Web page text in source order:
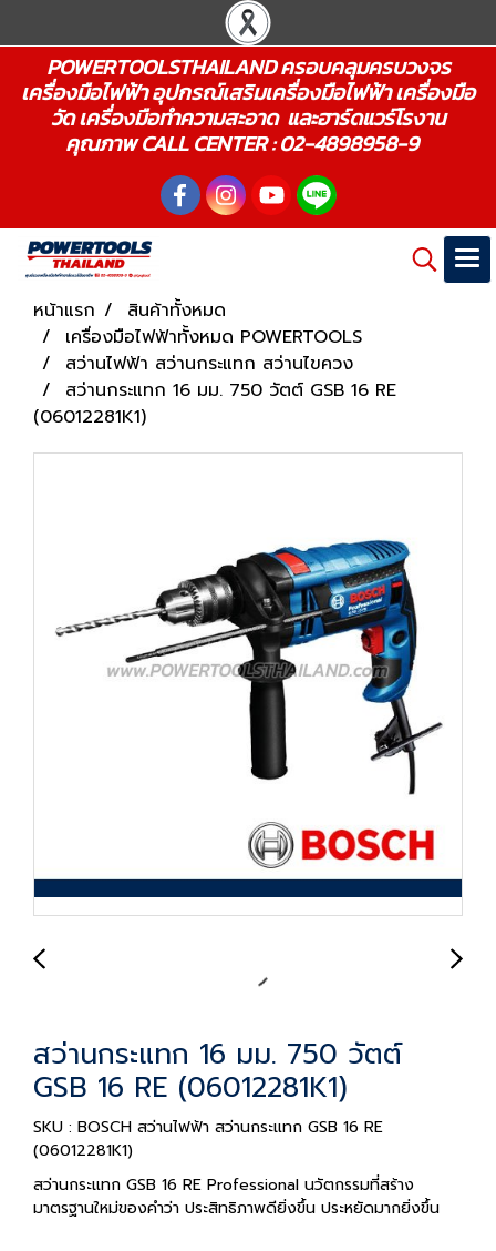
POWERTOOLSTHAILAND ครอบคลุมครบวงจร
เครื่องมือไฟฟ้า อุปกรณ์เสริมเครื่องมือไฟฟ้า เครื่องมือ
วัด เครื่องมือทำความสะอาด และฮาร์ดแวร์โรงาน
คุณภาพ CALL CENTER : 02-4898958-9
หน้าแรก
สินค้าทั้งหมด
เครื่องมือไฟฟ้าทั้งหมด POWERTOOLS
สว่านไฟฟ้า สว่านกระแทก สว่านไขควง
สว่านกระแทก 16 มม. 750 วัตต์ GSB 16 RE
(06012281K1)
สว่านกระแทก 16 มม. 750 วัตต์
GSB 16 RE (06012281K1)
SKU : BOSCH สว่านไฟฟ้า สว่านกระแทก GSB 16 RE
(06012281K1)
สว่านกระแทก GSB 16 RE Professional นวัตกรรมที่สร้าง
มาตรฐานใหม่ของคำว่า ประสิทธิภาพดียิ่งขึ้น ประหยัดมากยิ่งขึ้น